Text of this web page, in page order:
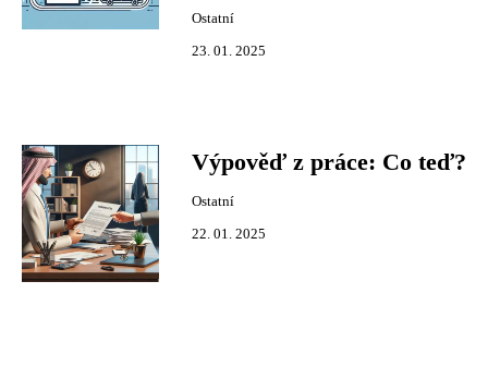
Ostatní
23. 01. 2025
Výpověď z práce: Co teď?
Ostatní
22. 01. 2025